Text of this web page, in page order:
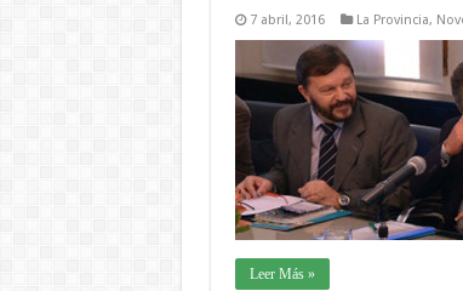
7 abril, 2016 La Provincia,
Leer Más »